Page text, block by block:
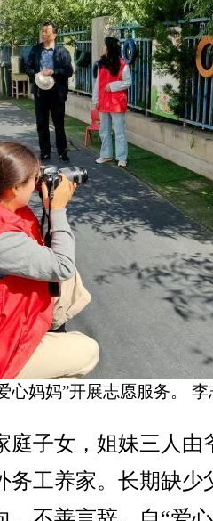
心妈妈”开展志愿服务。
子女，姐妹三人由
务工养家。长期缺少